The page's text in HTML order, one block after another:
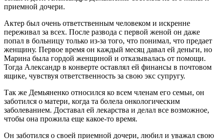
приемной дочери.
Актер был очень ответственным человеком и искренне
переживал за всех. После развода с первой женой он даже
попал в больницу только из-за того, что понимал, что предает
женщину. Первое время он каждый месяц давал ей деньги, но
Марина была гордой женщиной и отказывалась от помощи.
Тогда Александр в конверте оставлял ей финансы в почтовом
ящике, чувствуя ответственность за свою экс супругу.
Так же Демьяненко относился ко всем членам его семьи, он
заботился о матери, когда та болела онкологическим
заболеванием. Доставал ей лекарства и делал все возможное,
чтобы она прожила еще какое-то время.
Он заботился о своей приемной дочери, любил и уважал свою